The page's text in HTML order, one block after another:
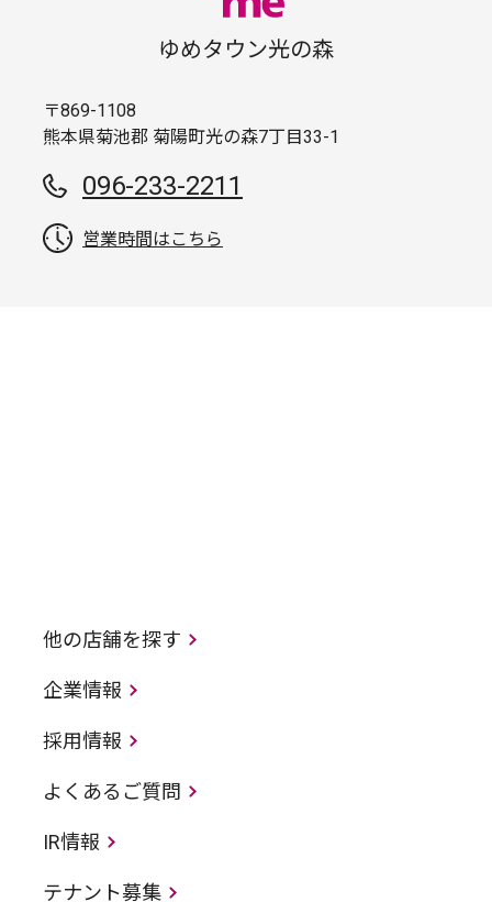
ゆめタウン光の森
〒869-1108
熊本県菊池郡 菊陽町光の森7丁目33-1
096-233-2211
営業時間はこちら
他の店舗を探す
企業情報
採用情報
よくあるご質問
IR情報
テナント募集